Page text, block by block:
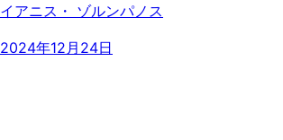
イアニス・ ゾルンパノス
2024年12月24日